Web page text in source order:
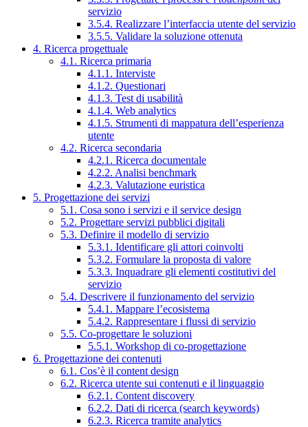
servizio
3.5.4. Realizzare l’interfaccia utente del servizio
3.5.5. Validare la soluzione ottenuta
4. Ricerca progettuale
4.1. Ricerca primaria
4.1.1. Interviste
4.1.2. Questionari
4.1.3. Test di usabilità
4.1.4. Web analytics
4.1.5. Strumenti di mappatura dell’esperienza
utente
4.2. Ricerca secondaria
4.2.1. Ricerca documentale
4.2.2. Analisi benchmark
4.2.3. Valutazione euristica
5. Progettazione dei servizi
5.1. Cosa sono i servizi e il service design
5.2. Progettare servizi pubblici digitali
5.3. Definire il modello di servizio
5.3.1. Identificare gli attori coinvolti
5.3.2. Formulare la proposta di valore
5.3.3. Inquadrare gli elementi costitutivi del
servizio
5.4. Descrivere il funzionamento del servizio
5.4.1. Mappare l’ecosistema
5.4.2. Rappresentare i flussi di servizio
5.5. Co-progettare le soluzioni
5.5.1. Workshop di co-progettazione
6. Progettazione dei contenuti
6.1. Cos’è il content design
6.2. Ricerca utente sui contenuti e il linguaggio
6.2.1. Content discovery
6.2.2. Dati di ricerca (search keywords)
6.2.3. Ricerca tramite analytics